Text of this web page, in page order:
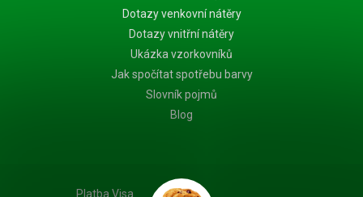
Dotazy venkovní nátěry
Dotazy vnitřní nátěry
Ukázka vzorkovníků
Jak spočítat spotřebu barvy
Slovník pojmů
Blog
Platba Visa